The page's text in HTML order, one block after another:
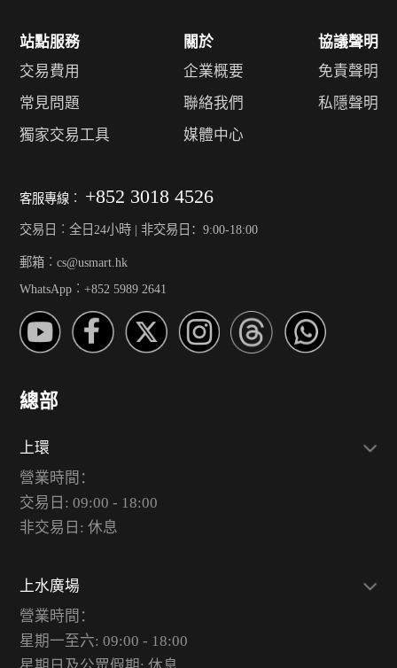
站點服務
交易費用
常見問題
獨家交易工具
關於
企業概要
聯絡我們
媒體中心
協議聲明
免責聲明
私隱聲明
客服專線︰ +852 3018 4526
交易日︰全日24小時 | 非交易日：9:00-18:00
郵箱︰cs@usmart.hk
WhatsApp︰+852 5989 2641
總部
上環
營業時間：
交易日: 09:00 - 18:00
非交易日: 休息
上水廣場
營業時間：
星期一至六: 09:00 - 18:00